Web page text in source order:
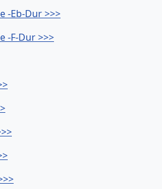
-Eb-Dur >>>
-F-Dur >>>